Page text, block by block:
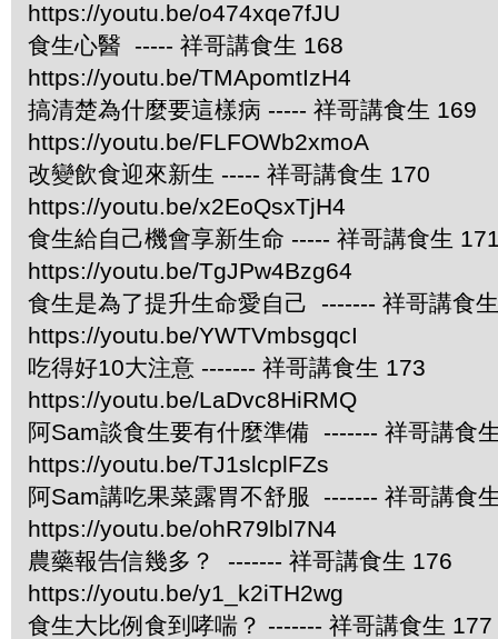
https://youtu.be/o474xqe7fJU
食生心醫 ----- 祥哥講食生 168
https://youtu.be/TMApomtIzH4
搞清楚為什麼要這樣病 ----- 祥哥講食生 169
https://youtu.be/FLFOWb2xmoA
改變飲食迎來新生 ----- 祥哥講食生 170
https://youtu.be/x2EoQsxTjH4
食生給自己機會享新生命 ----- 祥哥講食生
https://youtu.be/TgJPw4Bzg64
食生是為了提升生命愛自己 ------- 祥哥講食
https://youtu.be/YWTVmbsgqcI
吃得好10大注意 ------- 祥哥講食生 173
https://youtu.be/LaDvc8HiRMQ
阿Sam談食生要有什麼準備 ------- 祥哥講食
https://youtu.be/TJ1slcplFZs
阿Sam講吃果菜露胃不舒服 ------- 祥哥講食
https://youtu.be/ohR79lbl7N4
農藥報告信幾多？ ------- 祥哥講食生 176
https://youtu.be/y1_k2iTH2wg
食生大比例食到哮喘？ ------- 祥哥講食生 177